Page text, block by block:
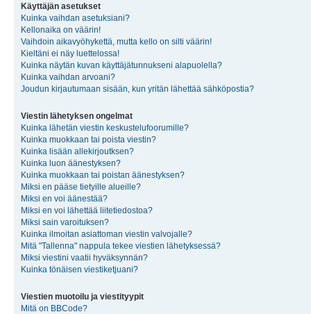
Käyttäjän asetukset
Kuinka vaihdan asetuksiani?
Kellonaika on väärin!
Vaihdoin aikavyöhykettä, mutta kello on silti väärin!
Kieltäni ei näy luettelossa!
Kuinka näytän kuvan käyttäjätunnukseni alapuolella?
Kuinka vaihdan arvoani?
Joudun kirjautumaan sisään, kun yritän lähettää sähköpostia?
Viestin lähetyksen ongelmat
Kuinka lähetän viestin keskustelufoorumille?
Kuinka muokkaan tai poista viestin?
Kuinka lisään allekirjoutksen?
Kuinka luon äänestyksen?
Kuinka muokkaan tai poistan äänestyksen?
Miksi en pääse tietyille alueille?
Miksi en voi äänestää?
Miksi en voi lähettää liitetiedostoa?
Miksi sain varoituksen?
Kuinka ilmoitan asiattoman viestin valvojalle?
Mitä "Tallenna" nappula tekee viestien lähetyksessä?
Miksi viestini vaatii hyväksynnän?
Kuinka tönäisen viestiketjuani?
Viestien muotoilu ja viestityypit
Mitä on BBCode?